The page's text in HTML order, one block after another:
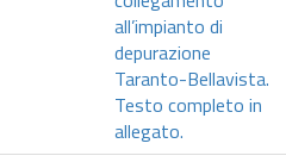
all’impianto di
depurazione
Taranto-Bellavista.
Testo completo in
allegato.